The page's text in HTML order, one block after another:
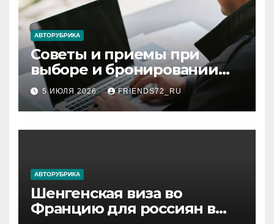
АВТОРУБРИКА
Советы и приемы при
выборе и бронировании
авиабилетов
5 ИЮЛЯ 2026 FRIENDS72_RU
АВТОРУБРИКА
Шенгенская виза во
Францию для россиян в